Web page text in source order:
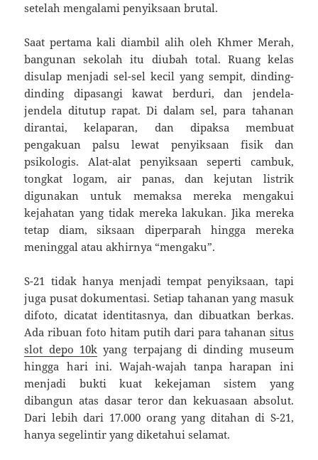
setelah mengalami penyiksaan brutal.
Saat pertama kali diambil alih oleh Khmer Merah,
bangunan sekolah itu diubah total. Ruang kelas
disulap menjadi sel-sel kecil yang sempit, dinding-
dinding dipasangi kawat berduri, dan jendela-
jendela ditutup rapat. Di dalam sel, para tahanan
dirantai, kelaparan, dan dipaksa membuat
pengakuan palsu lewat penyiksaan fisik dan
psikologis. Alat-alat penyiksaan seperti cambuk,
tongkat logam, air panas, dan kejutan listrik
digunakan untuk memaksa mereka mengakui
kejahatan yang tidak mereka lakukan. Jika mereka
tetap diam, siksaan diperparah hingga mereka
meninggal atau akhirnya “mengaku”.
S-21 tidak hanya menjadi tempat penyiksaan, tapi
juga pusat dokumentasi. Setiap tahanan yang masuk
difoto, dicatat identitasnya, dan dibuatkan berkas.
Ada ribuan foto hitam putih dari para tahanan situs
slot depo 10k yang terpajang di dinding museum
hingga hari ini. Wajah-wajah tanpa harapan ini
menjadi bukti kuat kekejaman sistem yang
dibangun atas dasar teror dan kekuasaan absolut.
Dari lebih dari 17.000 orang yang ditahan di S-21,
hanya segelintir yang diketahui selamat.